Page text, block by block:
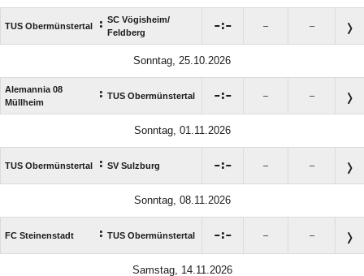
TUS Obermünstertal : SC Vögisheim/​
Feldberg
: – –
Sonntag, 25.10.2026
Alemannia 08
Müllheim
: TUS Obermünstertal : – –
Sonntag, 01.11.2026
TUS Obermünstertal : SV Sulzburg : – –
Sonntag, 08.11.2026
FC Steinenstadt : TUS Obermünstertal : – –
Samstag, 14.11.2026